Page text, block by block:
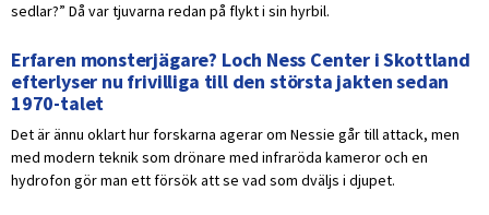
sedlar?” Då var tjuvarna redan på flykt i sin hyrbil.
Erfaren monsterjägare? Loch Ness Center i Skottland
efterlyser nu frivilliga till den största jakten sedan
1970-talet
Det är ännu oklart hur forskarna agerar om Nessie går till attack, men
med modern teknik som drönare med infraröda kameror och en
hydrofon gör man ett försök att se vad som dväljs i djupet.